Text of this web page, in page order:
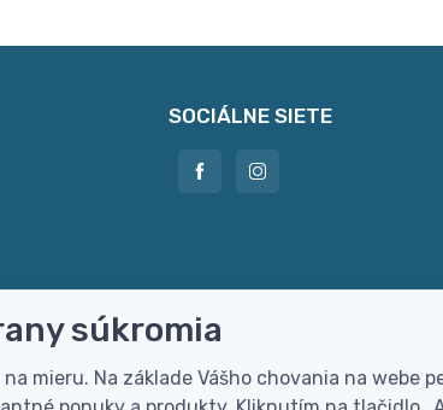
SOCIÁLNE SIETE
zdarma od
Viac možností platby
Rýchla online platba,
súkromia
mieru. Na základe Vášho chovania na webe